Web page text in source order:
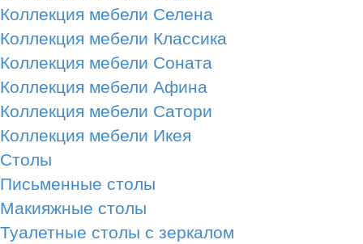
Коллекция мебели Селена
Коллекция мебели Классика
Коллекция мебели Соната
Коллекция мебели Афина
Коллекция мебели Сатори
Коллекция мебели Икея
Столы
Письменные столы
Макияжные столы
Туалетные столы с зеркалом